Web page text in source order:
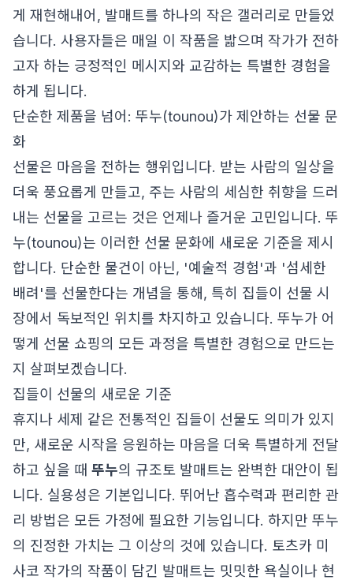
게 재현해내어, 발매트를 하나의 작은 갤러리로 만들었
습니다. 사용자들은 매일 이 작품을 밟으며 작가가 전하
고자 하는 긍정적인 메시지와 교감하는 특별한 경험을
하게 됩니다.
단순한 제품을 넘어: 뚜누(tounou)가 제안하는 선물 문
화
선물은 마음을 전하는 행위입니다. 받는 사람의 일상을
더욱 풍요롭게 만들고, 주는 사람의 세심한 취향을 드러
내는 선물을 고르는 것은 언제나 즐거운 고민입니다. 뚜
누(tounou)는 이러한 선물 문화에 새로운 기준을 제시
합니다. 단순한 물건이 아닌, '예술적 경험'과 '섬세한
배려'를 선물한다는 개념을 통해, 특히 집들이 선물 시
장에서 독보적인 위치를 차지하고 있습니다. 뚜누가 어
떻게 선물 쇼핑의 모든 과정을 특별한 경험으로 만드는
지 살펴보겠습니다.
집들이 선물의 새로운 기준
휴지나 세제 같은 전통적인 집들이 선물도 의미가 있지
만, 새로운 시작을 응원하는 마음을 더욱 특별하게 전달
하고 싶을 때 뚜누의 규조토 발매트는 완벽한 대안이 됩
니다. 실용성은 기본입니다. 뛰어난 흡수력과 편리한 관
리 방법은 모든 가정에 필요한 기능입니다. 하지만 뚜누
의 진정한 가치는 그 이상의 것에 있습니다. 토츠카 미
사코 작가의 작품이 담긴 발매트는 밋밋한 욕실이나 현